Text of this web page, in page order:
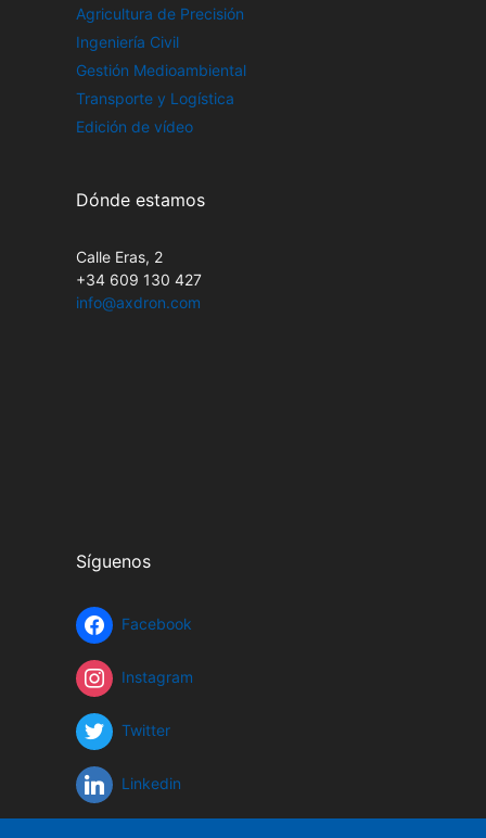
Agricultura de Precisión
Ingeniería Civil
Gestión Medioambiental
Transporte y Logística
Edición de vídeo
Dónde estamos
Calle Eras, 2
+34 609 130 427
info@axdron.com
Síguenos
Facebook
Instagram
Twitter
Linkedin